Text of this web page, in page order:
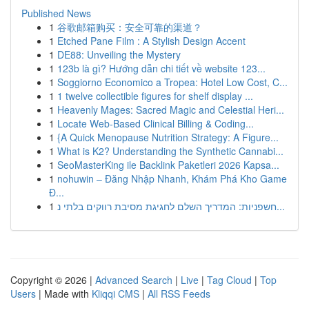
Published News
1 谷歌邮箱购买：安全可靠的渠道？
1 Etched Pane Film : A Stylish Design Accent
1 DE88: Unveiling the Mystery
1 123b là gì? Hướng dẫn chi tiết về website 123...
1 Soggiorno Economico a Tropea: Hotel Low Cost, C...
1 1 twelve collectible figures for shelf display ...
1 Heavenly Mages: Sacred Magic and Celestial Heri...
1 Locate Web-Based Clinical Billing & Coding...
1 {A Quick Menopause Nutrition Strategy: A Figure...
1 What is K2? Understanding the Synthetic Cannabi...
1 SeoMasterKing ile Backlink Paketleri 2026 Kapsa...
1 nohuwin – Đăng Nhập Nhanh, Khám Phá Kho Game
Đ...
1
חשפניות: המדריך השלם לחגיגת מסיבת רווקים בלתי נ...
Copyright © 2026 | Advanced Search | Live | Tag Cloud | Top
Users | Made with Kliqqi CMS | All RSS Feeds